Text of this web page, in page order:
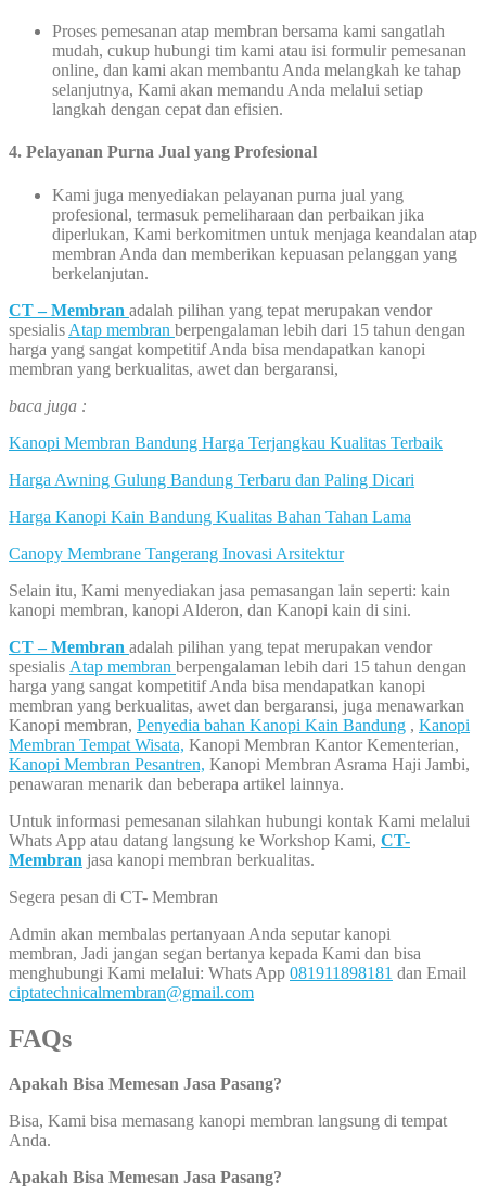
Proses pemesanan atap membran bersama kami sangatlah
mudah, cukup hubungi tim kami atau isi formulir pemesanan
online, dan kami akan membantu Anda melangkah ke tahap
selanjutnya, Kami akan memandu Anda melalui setiap
langkah dengan cepat dan efisien.
4. Pelayanan Purna Jual yang Profesional
Kami juga menyediakan pelayanan purna jual yang
profesional, termasuk pemeliharaan dan perbaikan jika
diperlukan, Kami berkomitmen untuk menjaga keandalan atap
membran Anda dan memberikan kepuasan pelanggan yang
berkelanjutan.
CT – Membran adalah pilihan yang tepat merupakan vendor
spesialis Atap membran berpengalaman lebih dari 15 tahun dengan
harga yang sangat kompetitif Anda bisa mendapatkan kanopi
membran yang berkualitas, awet dan bergaransi,
baca juga :
Kanopi Membran Bandung Harga Terjangkau Kualitas Terbaik
Harga Awning Gulung Bandung Terbaru dan Paling Dicari
Harga Kanopi Kain Bandung Kualitas Bahan Tahan Lama
Canopy Membrane Tangerang Inovasi Arsitektur
Selain itu, Kami menyediakan jasa pemasangan lain seperti: kain
kanopi membran, kanopi Alderon, dan Kanopi kain di sini.
CT – Membran adalah pilihan yang tepat merupakan vendor
spesialis Atap membran berpengalaman lebih dari 15 tahun dengan
harga yang sangat kompetitif Anda bisa mendapatkan kanopi
membran yang berkualitas, awet dan bergaransi, juga menawarkan
Kanopi membran, Penyedia bahan Kanopi Kain Bandung , Kanopi
Membran Tempat Wisata, Kanopi Membran Kantor Kementerian,
Kanopi Membran Pesantren, Kanopi Membran Asrama Haji Jambi,
penawaran menarik dan beberapa artikel lainnya.
Untuk informasi pemesanan silahkan hubungi kontak Kami melalui
Whats App atau datang langsung ke Workshop Kami, CT-
Membran jasa kanopi membran berkualitas.
Segera pesan di CT- Membran
Admin akan membalas pertanyaan Anda seputar kanopi
membran, Jadi jangan segan bertanya kepada Kami dan bisa
menghubungi Kami melalui: Whats App 081911898181 dan Email
ciptatechnicalmembran@gmail.com
FAQs
Apakah Bisa Memesan Jasa Pasang?
Bisa, Kami bisa memasang kanopi membran langsung di tempat
Anda.
Apakah Bisa Memesan Jasa Pasang?